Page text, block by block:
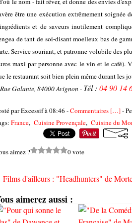
être une exécution extrêmement soignée
et de saveurs inutilement
de tant de soi-disant moelleux bas de
Service souriant, et patronne volubile des
maxi par personne avec le vin et le café).
le restaurant soit bien plein même durant les
Galante, 84000 Avignon - Tél : 04 90 14
par Excessif à 08:46 -Commentaires […]-
France, Cuisine Provençale, Cuisine du
aimez ? 0 vote
aimerez aussi :